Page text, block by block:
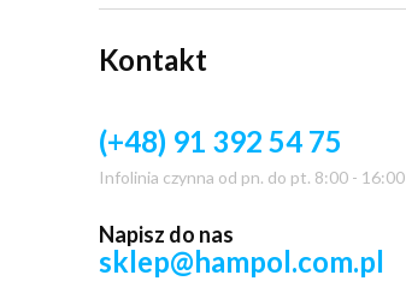
Kontakt
(+48) 91 392 54 75
Infolinia czynna od pn. do pt. 8:00 - 16:00
Napisz do nas
sklep@hampol.com.pl